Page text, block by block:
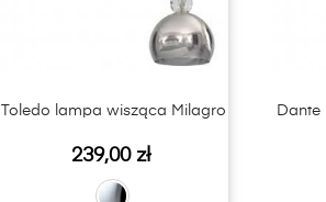
Toledo lampa wisząca Milagro
Cena
239,00 zł